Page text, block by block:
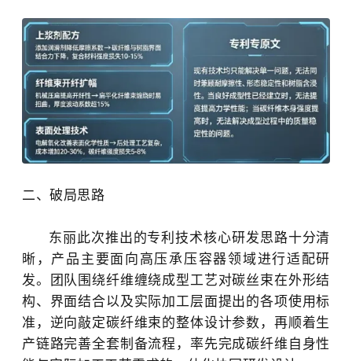
二、破局思路
东丽此次推出的专利技术核心研发思路十分清
晰，产品主要面向高压承压容器领域进行适配研
发。团队围绕纤维缠绕成型工艺对碳丝束在外形结
构、界面结合以及实际加工层面提出的各项使用标
准，逆向敲定碳纤维束的整体设计参数，再顺着生
产链路完善全套制备流程，率先完成碳纤维自身性